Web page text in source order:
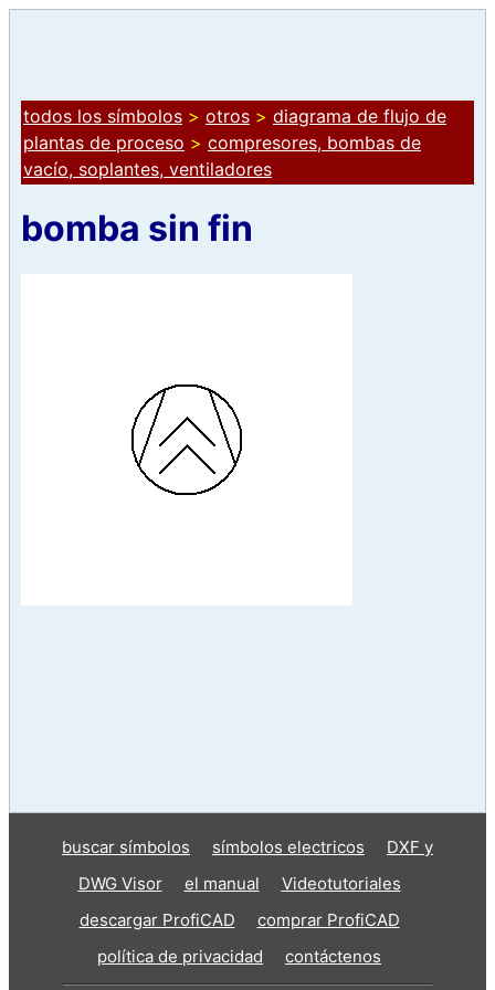
todos los símbolos > otros > diagrama de flujo de
plantas de proceso > compresores, bombas de
vacío, soplantes, ventiladores
bomba sin fin
buscar símbolos símbolos electricos
DXF y
DWG Visor
el manual
Videotutoriales
descargar ProfiCAD
comprar ProfiCAD
política de privacidad
contáctenos